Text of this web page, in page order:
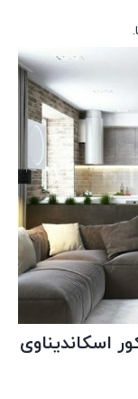
اسکاندیناوی